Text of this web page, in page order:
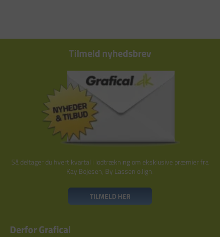
Tilmeld nyhedsbrev
Så deltager du hvert kvartal i lodtrækning om eksklusive præmier fra
Kay Bojesen, By Lassen o.lign.
TILMELD HER
Derfor Grafical